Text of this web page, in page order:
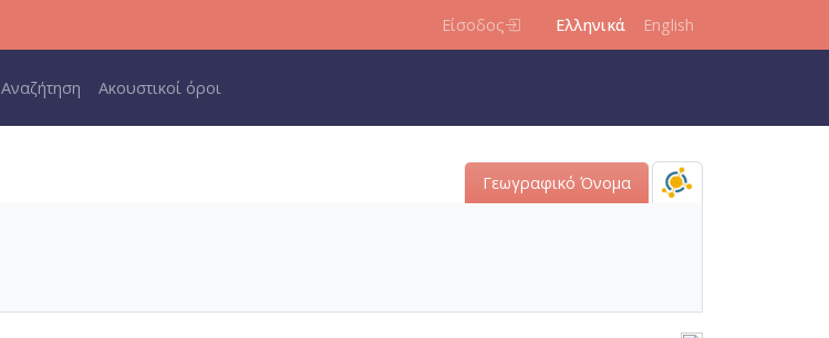
Είσοδος Ελληνικά English
Main navigation
Αναζήτηση Ακουστικοί όροι
Γεωγραφικό Όνομα